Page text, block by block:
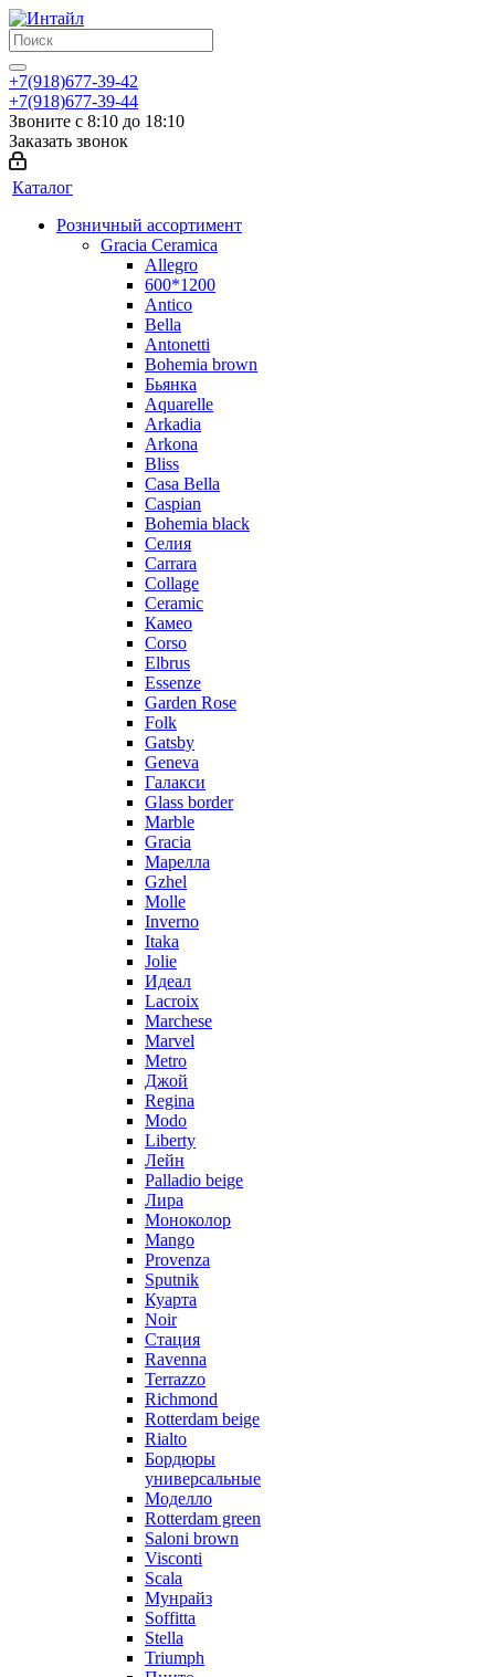
+7(918)677-39-42
+7(918)677-39-44
Звоните с 8:10 до 18:10
Заказать звонок
Каталог
Розничный ассортимент
Gracia Ceramica
Allegro
600*1200
Antico
Bella
Antonetti
Bohemia brown
Бьянка
Aquarelle
Arkadia
Arkona
Bliss
Casa Bella
Caspian
Bohemia black
Селия
Carrara
Collage
Ceramic
Камео
Corso
Elbrus
Essenze
Garden Rose
Folk
Gatsby
Geneva
Галакси
Glass border
Marble
Gracia
Марелла
Gzhel
Molle
Inverno
Itaka
Jolie
Идеал
Lacroix
Marchese
Marvel
Metro
Джой
Regina
Modo
Liberty
Лейн
Palladio beige
Лира
Моноколор
Mango
Provenza
Sputnik
Куарта
Noir
Стация
Ravenna
Terrazzo
Richmond
Rotterdam beige
Rialto
Бордюры
универсальные
Моделло
Rotterdam green
Saloni brown
Visconti
Scala
Мунрайз
Soffitta
Stella
Triumph